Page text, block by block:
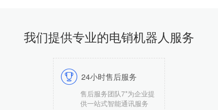
我们提供专业的电销机器人服务
24小时售后服务
售后服务团队7*为企业提
供一站式智能通讯服务